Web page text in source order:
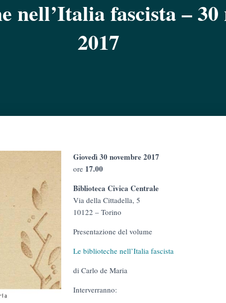
nell’Italia fascista – 30
2017
Giovedì 30 novembre 2017
ore 17.00
Biblioteca Civica Centrale
Via della Cittadella, 5
10122 – Torino
Presentazione del volume
Le biblioteche nell’Italia fascista
di Carlo de Maria
Interverranno: